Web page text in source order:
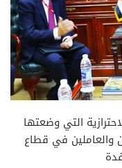
التي وضعتها
والعاملين في قطاع